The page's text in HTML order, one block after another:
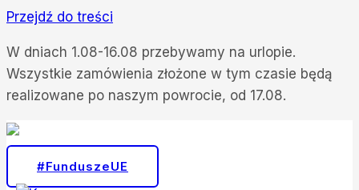
Przejdź do treści
W dniach 1.08-16.08 przebywamy na urlopie.
Wszystkie zamówienia złożone w tym czasie będą
realizowane po naszym powrocie, od 17.08.
#FunduszeUE